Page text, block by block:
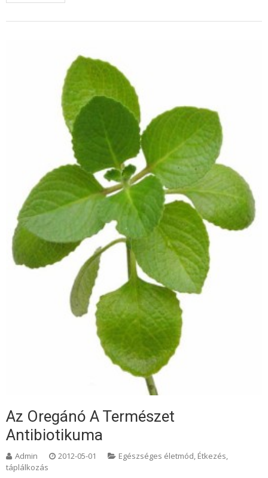
Az Oregánó A Természet
Antibiotikuma
Admin 2012-05-01 Egészséges életmód, Étkezés,
táplálkozás